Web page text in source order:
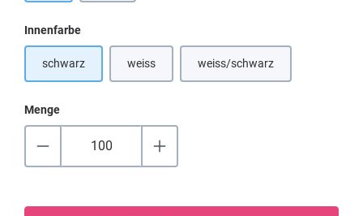
Innenfarbeauswählen
schwarz weiss(Diese Option ist zurzeit nicht verfügbar.)
weiss/schwarz(Diese Option ist zurzeit
Menge